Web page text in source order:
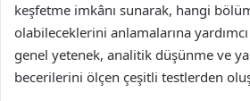
keşfetme imkânı sunarak, hangi
olabileceklerini anlamalarına
genel yetenek, analitik düşünme ve
becerilerini ölçen çeşitli testlerden